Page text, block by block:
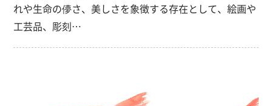
れや生命の儚さ、美しさを象徴する存在として、絵画や
工芸品、彫刻…